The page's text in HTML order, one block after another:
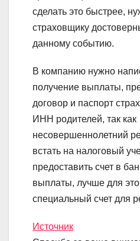
сделать это быстрее,
страховщику
данному событию.
В компанию нужно
получение выплаты,
договор и паспорт
ИНН родителей, так как
несовершеннолетний
встать на налоговый
предоставить счет в
выплаты, лучше для
специальный счет для
Источник